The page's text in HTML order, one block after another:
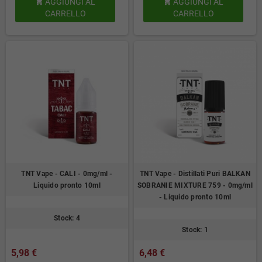

CARRELLO

CARRELLO
TNT Vape - CALI - 0mg/ml -
Liquido pronto 10ml
Stock: 4
5,98 €
TNT Vape - Distillati Puri BALKAN
SOBRANIE MIXTURE 759 - 0mg/ml
- Liquido pronto 10ml
Stock: 1
6,48 €